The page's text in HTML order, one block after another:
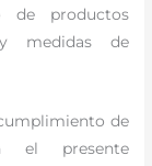
de productos
medidas de
de
el presente